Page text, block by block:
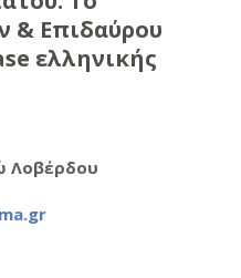
& Επιδαύρου
ελληνικής
Λοβέρδου